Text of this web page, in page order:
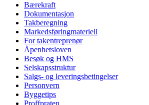
Bærekraft
Dokumentasjon
Takberegning
Markedsføringmateriell
For takentreprenør
Åpenhetsloven
Besøk og HMS
Selskapsstruktur
Salgs- og leveringsbetingelser
Personvern
Byggetips